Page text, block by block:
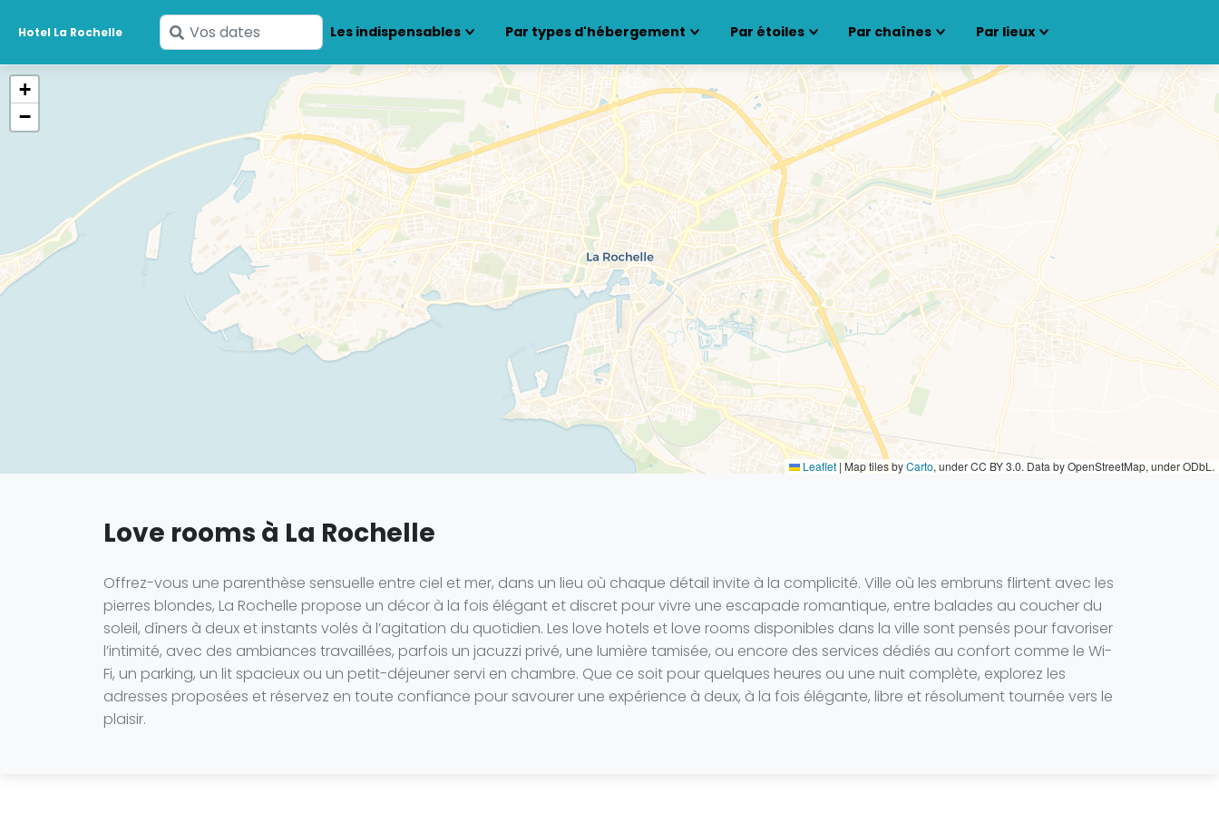
Hotel La Rochelle
Saisissez
vos
Les indispensables Par types d'hébergement Par étoiles Par chaînes Par lieux
+
−
Leaflet | Map tiles byCarto, under CC BY 3.0. Data by OpenStreetMap, under ODbL.
Love rooms à La Rochelle
Offrez-vous une parenthèse sensuelle entre ciel et mer, dans un lieu où chaque détail invite à la complicité. Ville où les embruns flirtent avec les
pierres blondes, La Rochelle propose un décor à la fois élégant et discret pour vivre une escapade romantique, entre balades au coucher du
soleil, dîners à deux et instants volés à l’agitation du quotidien. Les love hotels et love rooms disponibles dans la ville sont pensés pour favoriser
l’intimité, avec des ambiances travaillées, parfois un jacuzzi privé, une lumière tamisée, ou encore des services dédiés au confort comme le Wi-
Fi, un parking, un lit spacieux ou un petit-déjeuner servi en chambre. Que ce soit pour quelques heures ou une nuit complète, explorez les
adresses proposées et réservez en toute confiance pour savourer une expérience à deux, à la fois élégante, libre et résolument tournée vers le
plaisir.